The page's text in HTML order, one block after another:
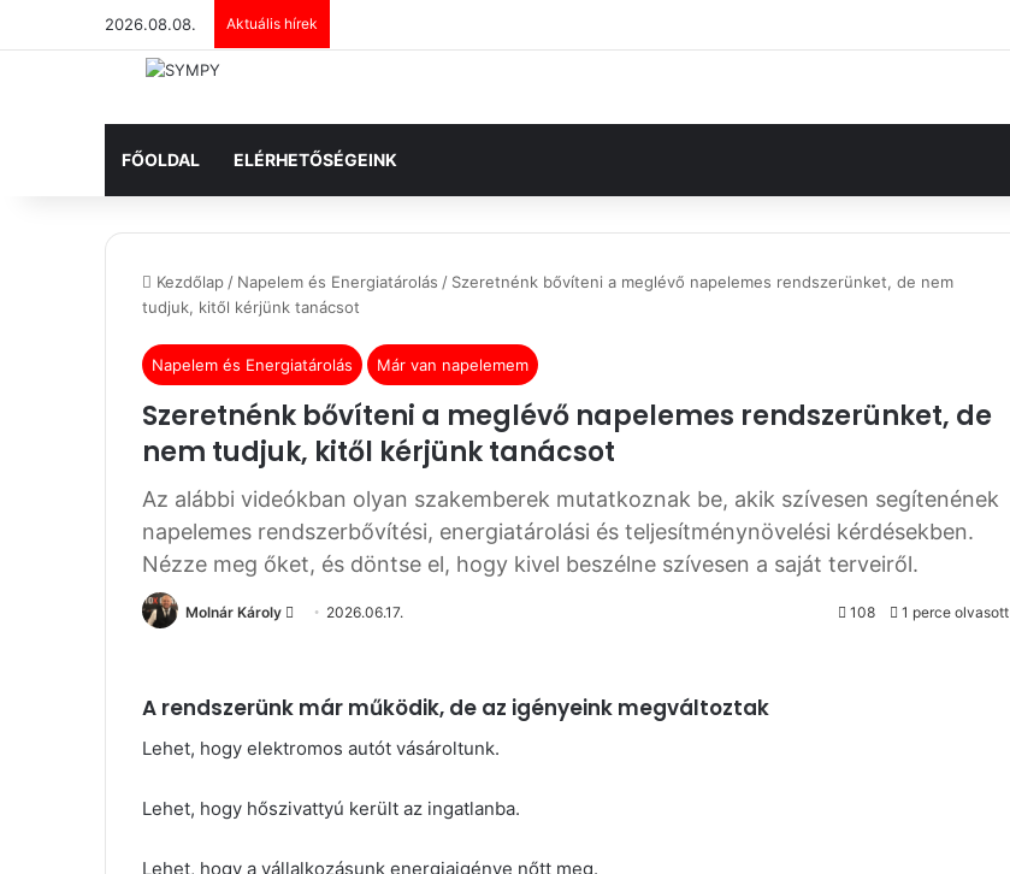
2026.08.08. Aktuális hírek
FŐOLDAL ELÉRHETŐSÉGEINK
Kezdőlap / Napelem és Energiatárolás / Szeretnénk bővíteni a meglévő napelemes rendszerünket, de nem
tudjuk, kitől kérjünk tanácsot
Napelem és Energiatárolás Már van napelemem
Szeretnénk bővíteni a meglévő napelemes rendszerünket, de
nem tudjuk, kitől kérjünk tanácsot
Az alábbi videókban olyan szakemberek mutatkoznak be, akik szívesen segítenének
napelemes rendszerbővítési, energiatárolási és teljesítménynövelési kérdésekben.
Nézze meg őket, és döntse el, hogy kivel beszélne szívesen a saját terveiről.
Molnár Károly
d
n
m
2026.06.17. 108 1 perce olvasott
A rendszerünk már működik, de az igényeink megváltoztak
Lehet, hogy elektromos autót vásároltunk.
Lehet, hogy hőszivattyú került az ingatlanba.
Lehet, hogy a vállalkozásunk energiaigénye nőtt meg.